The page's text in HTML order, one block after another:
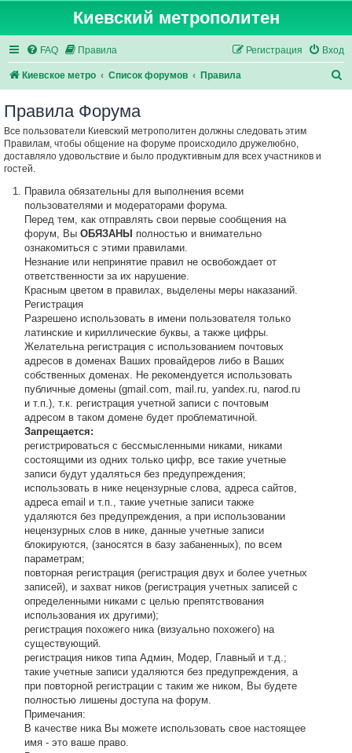
Киевский метрополитен
FAQ Правила Вход
Регистрация
Киевское метро Список форумов Правила
Правила Форума
Все пользователи Киевский метрополитен должны следовать этим
Правилам, чтобы общение на форуме происходило дружелюбно,
доставляло удовольствие и было продуктивным для всех участников и
гостей.
Правила обязательны для выполнения всеми
пользователями и модераторами форума.
Перед тем, как отправлять свои первые сообщения на
форум, ВыОБЯЗАНЫ полностью и внимательно
ознакомиться с этими правилами.
Незнание или непринятие правил не освобождает от
ответственности за их нарушение.
Красным цветом в правилах, выделены меры наказаний.
Регистрация
Разрешено использовать в имени пользователя только
латинские и кириллические буквы, а также цифры.
Желательна регистрация с использованием почтовых
адресов в доменах Ваших провайдеров либо в Ваших
собственных доменах. Не рекомендуется использовать
публичные домены (gmail.com, mail.ru, yandex.ru, narod.ru
и т.п.), т.к. регистрация учетной записи с почтовым
адресом в таком домене будет проблематичной.
Запрещается:
регистрироваться с бессмысленными никами, никами
состоящими из одних только цифр, все такие учетные
записи будут удаляться без предупреждения;
использовать в нике нецензурные слова, адреса сайтов,
адреса email и т.п., такие учетные записи также
удаляются без предупреждения, а при использовании
нецензурных слов в нике, данные учетные записи
блокируются, (заносятся в базу забаненных), по всем
параметрам;
повторная регистрация (регистрация двух и более учетных
записей), и захват ников (регистрация учетных записей с
определенными никами с целью препятствования
использования их другими);
регистрация похожего ника (визуально похожего) на
существующий.
регистрация ников типа Админ, Модер, Главный и т.д.;
такие учетные записи удаляются без предупреждения, а
при повторной регистрации с таким же ником, Вы будете
полностью лишены доступа на форум.
Примечания:
В качестве ника Вы можете использовать свое настоящее
имя - это ваше право.